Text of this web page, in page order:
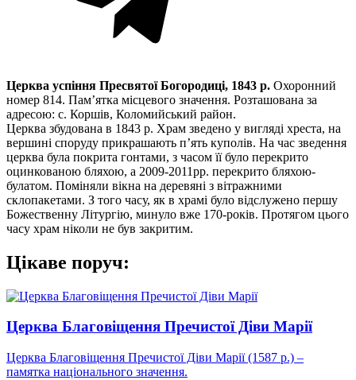
Церква успіння Пресвятої Богородиці, 1843 р. Охоронний
номер 814. Пам’ятка місцевого значення. Розташована за
адресою: с. Коршів, Коломийський район.
Церква збудована в 1843 р. Храм зведено у вигляді хреста, на
вершині споруду прикрашають п’ять куполів. На час зведення
церква була покрита гонтами, з часом її було перекрито
оцинкованою бляхою, а 2009-2011рр. перекрито бляхою-
булатом. Поміняли вікна на деревяні з вітражними
склопакетами. З того часу, як в храмі було відслужено першу
Божественну Літургію, минуло вже 170-років. Протягом цього
часу храм ніколи не був закритим.
Цікаве поруч:
Церква Благовіщення Пречистої Діви Марії
Церква Благовіщення Пречистої Діви Марії (1587 р.) –
памятка національного значення.